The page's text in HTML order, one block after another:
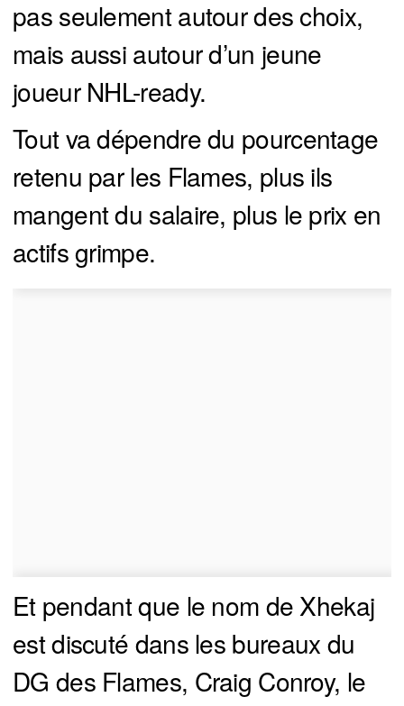
pas seulement autour des choix,
mais aussi autour d’un jeune
joueur NHL-ready.
Tout va dépendre du pourcentage
retenu par les Flames, plus ils
mangent du salaire, plus le prix en
actifs grimpe.
Et pendant que le nom de Xhekaj
est discuté dans les bureaux du
DG des Flames, Craig Conroy, le